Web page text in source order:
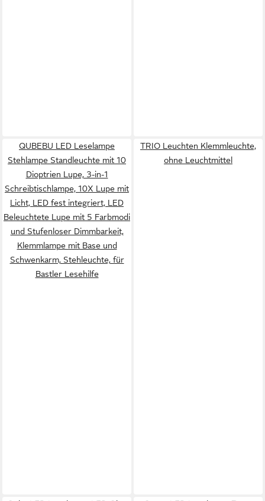
QUBEBU LED Leselampe
Stehlampe Standleuchte mit 10
Dioptrien Lupe, 3-in-1
Schreibtischlampe, 10X Lupe mit
Licht, LED fest integriert, LED
Beleuchtete Lupe mit 5 Farbmodi
und Stufenloser Dimmbarkeit,
Klemmlampe mit Base und
Schwenkarm, Stehleuchte, für
Bastler Lesehilfe
TRIO Leuchten Klemmleuchte,
ohne Leuchtmittel